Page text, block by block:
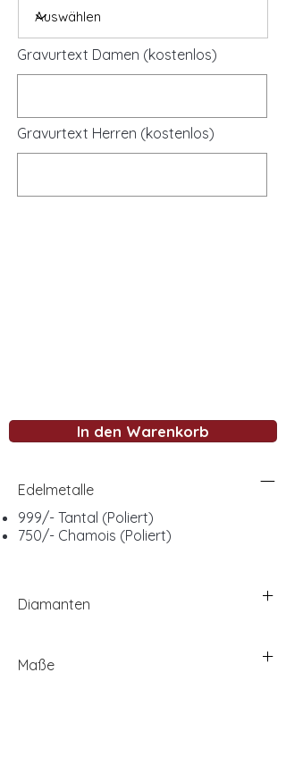
Gravurtext Damen (kostenlos)
Gravurtext Herren (kostenlos)
In den Warenkorb
Edelmetalle
999/- Tantal (Poliert)
750/- Chamois (Poliert)
Diamanten
Maße